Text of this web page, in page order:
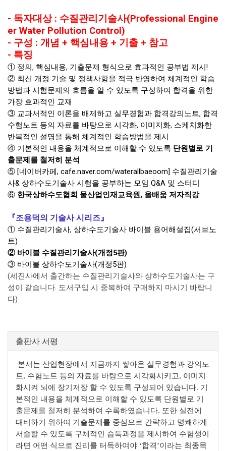
- 독자대상 : 수질관리기술사(Professional Engine
er Water Pollution Control)
- 구성 : 개념 + 핵심내용 + 기출 + 참고
- 특징
① 정의, 핵심내용, 기출문제 형식으로 효과적인 공부법 제시!
② 최신 개정 기술 및 정책사항을 적극 반영하여 체계적인 학습
방법과 시험문제의 흐름을 알 수 있도록 구성하여 합격을 위한
가장 효과적인 교재
③ 교과서적인 이론을 배제하고 실무경험과 합격강의노트, 합격
수험노트 등의 자료를 바탕으로 시각화, 이미지화, 스케치화한
반복적인 설명을 통해 체계적인 학습방법을 제시
④ 기본적인 내용을 체계적으로 이해할 수 있도록 단원별로 기
출문제를 철저히 분석
⑤ [네이버카페, cafe.naver.com/waterallbaeoom] 수질관리기술
사& 상하수도기술사 시험을 공부하는 모임 Q&A 및 스터디
⑥ 한국상하수도협회 물산업인재교육원, 올배움 저자직강
『조용덕의 기술사 시리즈』
① 수질관리기술사, 상하수도기술사 바이블 용어해설집(서브노
트)
② 바이블 수질관리기술사(개정5판)
③ 바이블 상하수도기술사(개정5판)
(세진사에서 출간하는 수질관리기술사와 상하수도기술사는 구
성이 같습니다. 도서구입 시 중복하여 구매하지 마시기 바랍니
다)
출판사 서평
본서는 산업현장에서 지금까지 쌓아온 실무경험과 강의노
트, 수험노트 등의 자료를 바탕으로 시각화시키고, 이미지
화시켜 뇌에 장기저장 할 수 있도록 구성되어 있습니다. 기
본적인 내용을 체계적으로 이해할 수 있도록 단원별로 기
출문제를 철저히 분석하여 수록하였습니다. 또한 실전에
대비하기 위하여 기출문제를 중심으로 간략하고 명쾌하게
서술할 수 있도록 구체적인 습득과정을 제시하여 수험생이
라면 어떤 식으로 진리를 터득하여야 ‘합격’이라는 최종목